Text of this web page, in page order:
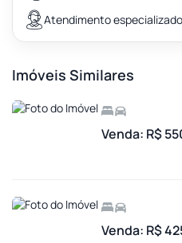
Atendimento especializado
Imóveis Similares
Venda: R$
Venda: R$